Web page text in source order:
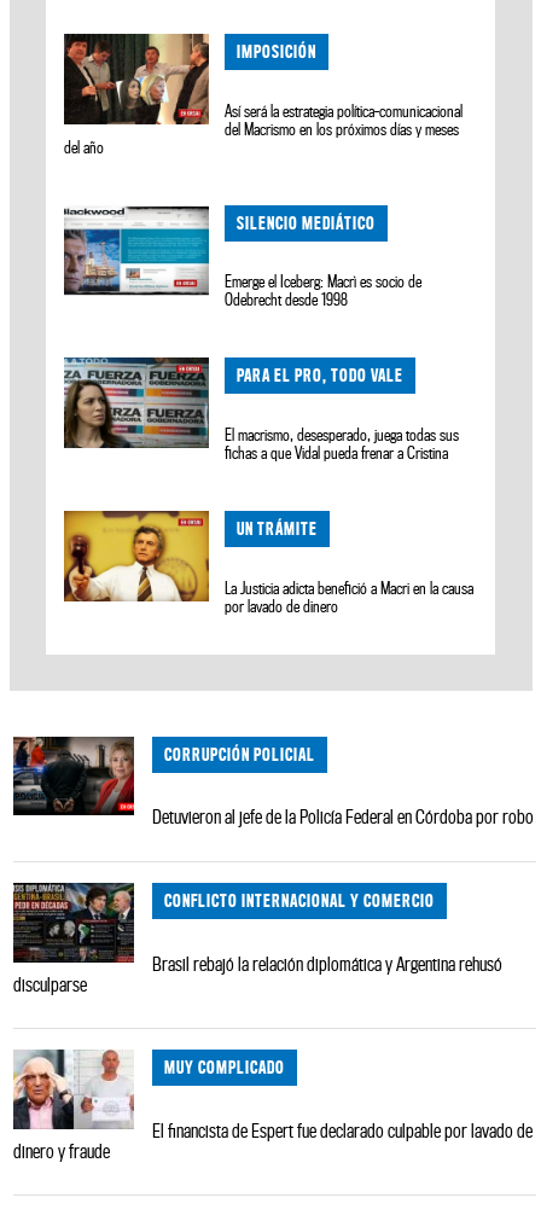
IMPOSICIÓN
Así será la estrategia política-comunicacional
del Macrismo en los próximos días y meses
del año
SILENCIO MEDIÁTICO
Emerge el Iceberg: Macrì es socio de
Odebrecht desde 1998
PARA EL PRO, TODO VALE
El macrismo, desesperado, juega todas sus
fichas a que Vidal pueda frenar a Cristina
UN TRÁMITE
La Justicia adicta benefició a Macri en la causa
por lavado de dinero
CORRUPCIÓN POLICIAL
Detuvieron al jefe de la Policía Federal en Córdoba por robo
CONFLICTO INTERNACIONAL Y COMERCIO
Brasil rebajó la relación diplomática y Argentina rehusó
disculparse
MUY COMPLICADO
El financista de Espert fue declarado culpable por lavado de
dinero y fraude